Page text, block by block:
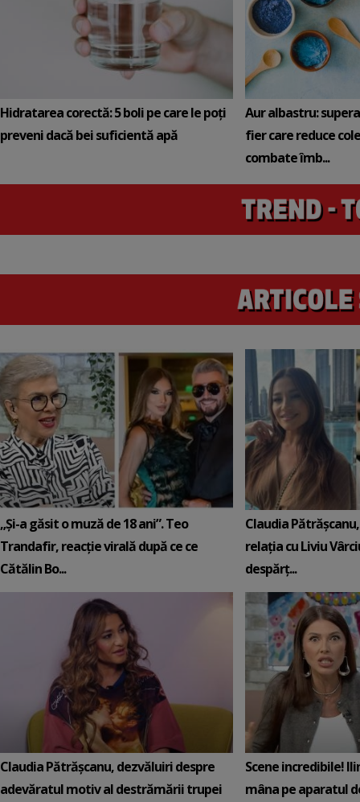
Hidratarea corectă: 5 boli pe care le poți
preveni dacă bei suficientă apă
Aur albastru:
fier care reduce
combate îmb...
„Și-a găsit o muză de 18 ani”. Teo
Trandafir, reacție virală după ce ce
Cătălin Bo...
Claudia
relația cu Liviu
despărț...
Claudia Pătrășcanu, dezvăluiri despre
adevăratul motiv al destrămării trupei
Scene incredibile!
mâna pe aparatul